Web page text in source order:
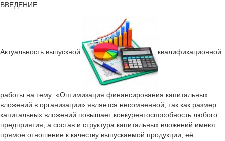
ВВЕДЕНИЕ
Актуальность выпускной квалификационной
работы на тему: «Оптимизация финансирования капитальных
вложений в организации» является несомненной, так как размер
капитальных вложений повышает конкурентоспособность любого
предприятия, а состав и структура капитальных вложений имеют
прямое отношение к качеству выпускаемой продукции, её